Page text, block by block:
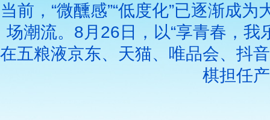
当前，“微醺感”“低度化”已逐渐成
场潮流。8月26日，以“享青春，我
在五粮液京东、天猫、唯品会、抖
棋担任